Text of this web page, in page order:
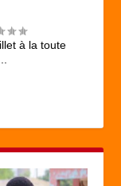
à la toute